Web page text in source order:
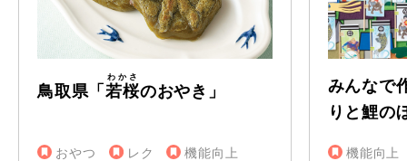
鳥取県「若桜
わかさ
のおやき」
おやつ レク
機能向上
みんなで
りと鯉の
機能向上